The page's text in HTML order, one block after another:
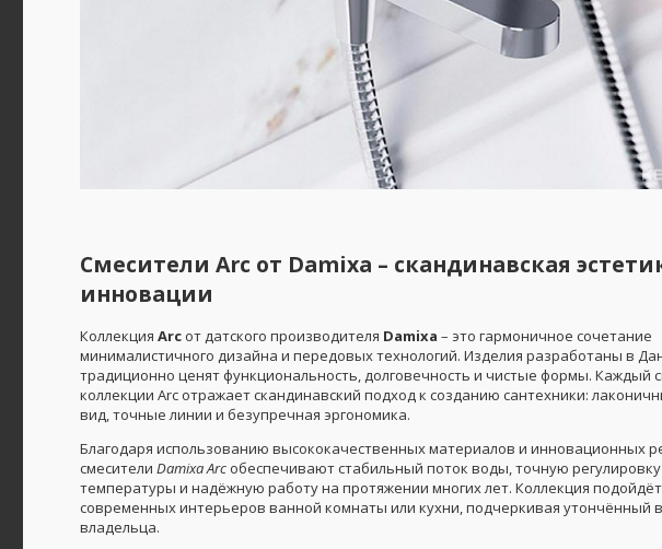
Смесители Arc от Damixa – скандинавская
инновации
Коллекция Arc от датского производителя Damixa – это гармоничное сочетание
минималистичного дизайна и передовых технологий. Изделия разработаны в
традиционно ценят функциональность, долговечность и чистые формы. Каждый
коллекции Arc отражает скандинавский подход к созданию сантехники:
вид, точные линии и безупречная эргономика.
Благодаря использованию высококачественных материалов и инновационных
смесители Damixa Arc обеспечивают стабильный поток воды, точную регулировку
температуры и надёжную работу на протяжении многих лет. Коллекция
современных интерьеров ванной комнаты или кухни, подчеркивая утончённый
владельца.